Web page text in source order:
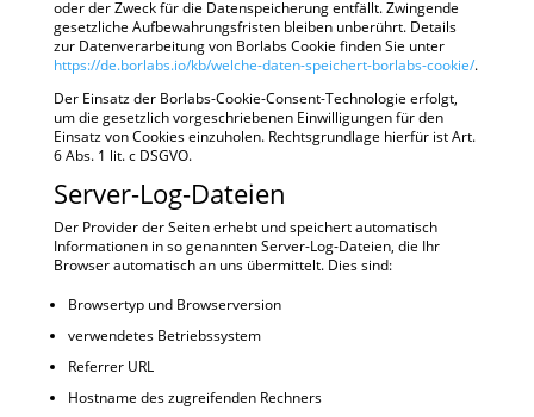
oder der Zweck für die Datenspeicherung entfällt. Zwingende
gesetzliche Aufbewahrungsfristen bleiben unberührt. Details
zur Datenverarbeitung von Borlabs Cookie finden Sie unter
https://de.borlabs.io/kb/welche-daten-speichert-borlabs-cookie/.
Der Einsatz der Borlabs-Cookie-Consent-Technologie erfolgt,
um die gesetzlich vorgeschriebenen Einwilligungen für den
Einsatz von Cookies einzuholen. Rechtsgrundlage hierfür ist Art.
6 Abs. 1 lit. c DSGVO.
Server-Log-Dateien
Der Provider der Seiten erhebt und speichert automatisch
Informationen in so genannten Server-Log-Dateien, die Ihr
Browser automatisch an uns übermittelt. Dies sind:
Browsertyp und Browserversion
verwendetes Betriebssystem
Referrer URL
Hostname des zugreifenden Rechners